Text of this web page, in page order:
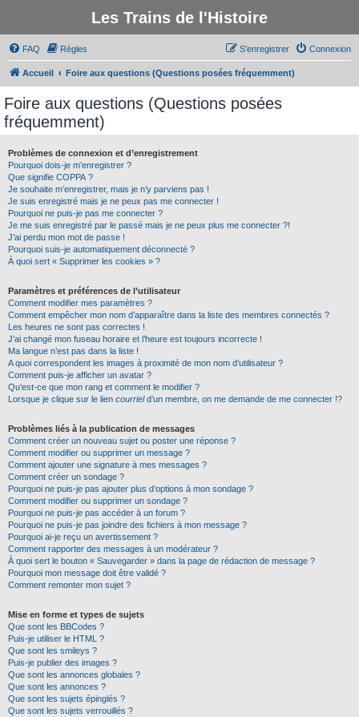
Les Trains de l'Histoire
FAQ Règles Connexion
S’enregistrer
Accueil Foire aux questions (Questions posées fréquemment)
Foire aux questions (Questions posées
fréquemment)
Problèmes de connexion et d’enregistrement
Pourquoi dois-je m’enregistrer ?
Que signifie COPPA ?
Je souhaite m’enregistrer, mais je n’y parviens pas !
Je suis enregistré mais je ne peux pas me connecter !
Pourquoi ne puis-je pas me connecter ?
Je me suis enregistré par le passé mais je ne peux plus me connecter ?!
J’ai perdu mon mot de passe !
Pourquoi suis-je automatiquement déconnecté ?
À quoi sert « Supprimer les cookies » ?
Paramètres et préférences de l’utilisateur
Comment modifier mes paramètres ?
Comment empêcher mon nom d’apparaître dans la liste des membres connectés ?
Les heures ne sont pas correctes !
J’ai changé mon fuseau horaire et l’heure est toujours incorrecte !
Ma langue n’est pas dans la liste !
A quoi correspondent les images à proximité de mon nom d’utilisateur ?
Comment puis-je afficher un avatar ?
Qu’est-ce que mon rang et comment le modifier ?
Lorsque je clique sur le lien courrield’un membre, on me demande de me connecter !?
Problèmes liés à la publication de messages
Comment créer un nouveau sujet ou poster une réponse ?
Comment modifier ou supprimer un message ?
Comment ajouter une signature à mes messages ?
Comment créer un sondage ?
Pourquoi ne puis-je pas ajouter plus d’options à mon sondage ?
Comment modifier ou supprimer un sondage ?
Pourquoi ne puis-je pas accéder à un forum ?
Pourquoi ne puis-je pas joindre des fichiers à mon message ?
Pourquoi ai-je reçu un avertissement ?
Comment rapporter des messages à un modérateur ?
À quoi sert le bouton « Sauvegarder » dans la page de rédaction de message ?
Pourquoi mon message doit être validé ?
Comment remonter mon sujet ?
Mise en forme et types de sujets
Que sont les BBCodes ?
Puis-je utiliser le HTML ?
Que sont les smileys ?
Puis-je publier des images ?
Que sont les annonces globales ?
Que sont les annonces ?
Que sont les sujets épinglés ?
Que sont les sujets verrouillés ?